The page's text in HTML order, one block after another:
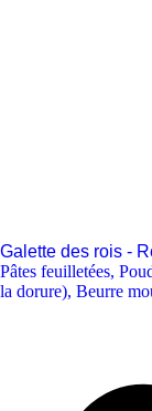
Galette des rois -
Pâtes feuilletées,
la dorure), Beurre